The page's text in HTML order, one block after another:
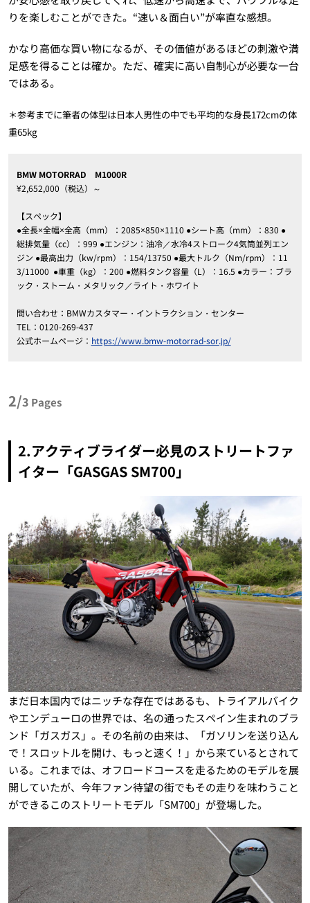
りを楽しむことができた。“速い＆面白い”が率直な感想。
かなり高価な買い物になるが、その価値があるほどの刺激や満
足感を得ることは確か。ただ、確実に高い自制心が必要な一台
ではある。
＊参考までに筆者の体型は日本人男性の中でも平均的な身長172cmの体
重65kg
BMW MOTORRAD M1000R
¥2,652,000（税込）～
【スペック】
●全長×全幅×全高（mm）：2085×850×1110 ●シート高（mm）：830 ●
総排気量（cc）：999 ●エンジン：油冷／水冷4ストローク4気筒並列エン
ジン ●最高出力（kw/rpm）：154/13750 ●最大トルク（Nm/rpm）：11
3/11000 ●車重（kg）：200 ●燃料タンク容量（L）：16.5 ●カラー：ブラ
ック・ストーム・メタリック／ライト・ホワイト
問い合わせ：BMWカスタマー・イントラクション・センター
TEL：0120-269-437
公式ホームページ： https://www.bmw-motorrad-sor.jp/
2/3 Pages
2.アクティブライダー必見のストリートファ
イター「GASGAS SM700」
まだ日本国内ではニッチな存在ではあるも、トライアルバイク
やエンデューロの世界では、名の通ったスペイン生まれのブラ
ンド「ガスガス」。その名前の由来は、「ガソリンを送り込ん
で！スロットルを開け、もっと速く！」から来ているとされて
いる。これまでは、オフロードコースを走るためのモデルを展
開していたが、今年ファン待望の街でもその走りを味わうこと
ができるこのストリートモデル「SM700」が登場した。